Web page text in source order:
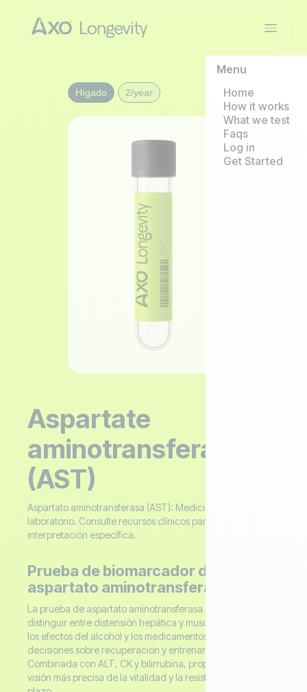
Menu
Home
How it works
What we test
Faqs
Log in
Get Started
Aspartate
aminotransferase
(AST)
Aspartato aminotransferasa (AST): Medición de
laboratorio. Consulte recursos clínicos para una
interpretación específica.
Prueba de biomarcador de
aspartato aminotransferasa (AST)
La prueba de aspartato aminotransferasa (AST) ayuda a
distinguir entre distensión hepática y muscular, a controlar
los efectos del alcohol y los medicamentos, y a orientar las
decisiones sobre recuperación y entrenamiento.
Combinada con ALT, CK y bilirrubina, proporciona una
visión más precisa de la vitalidad y la resistencia a largo
Hígado 2/year